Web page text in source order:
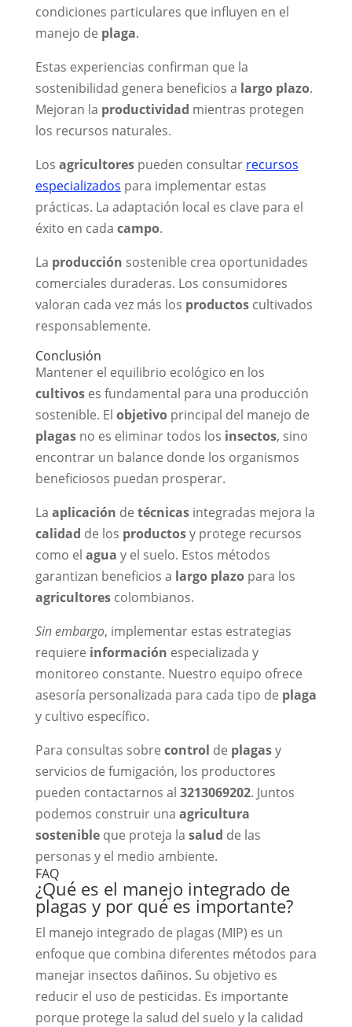
condiciones particulares que influyen en el
manejo de plaga.
Estas experiencias confirman que la
sostenibilidad genera beneficios a largo plazo.
Mejoran la productividad mientras protegen
los recursos naturales.
Los agricultorespueden consultar recursos
especializados para implementar estas
prácticas. La adaptación local es clave para el
éxito en cada campo.
La producción sostenible crea oportunidades
comerciales duraderas. Los consumidores
valoran cada vez más los productoscultivados
responsablemente.
Conclusión
Mantener el equilibrio ecológico en los
cultivoses fundamental para una producción
sostenible. El objetivoprincipal del manejo de
plagasno es eliminar todos los insectos, sino
encontrar un balance donde los organismos
beneficiosos puedan prosperar.
La aplicación de técnicasintegradas mejora la
calidad de los productosy protege recursos
como el agua y el suelo. Estos métodos
garantizan beneficios a largo plazopara los
agricultorescolombianos.
Sin embargo, implementar estas estrategias
requiere información especializada y
monitoreo constante. Nuestro equipo ofrece
asesoría personalizada para cada tipo de plaga
y cultivo específico.
Para consultas sobre control de plagasy
servicios de fumigación, los productores
pueden contactarnos al 3213069202. Juntos
podemos construir una agricultura
sostenibleque proteja la salud de las
personas y el medio ambiente.
FAQ
¿Qué es el manejo integrado de
plagas y por qué es importante?
El manejo integrado de plagas (MIP) es un
enfoque que combina diferentes métodos para
manejar insectos dañinos. Su objetivo es
reducir el uso de pesticidas. Es importante
porque protege la salud del suelo y la calidad